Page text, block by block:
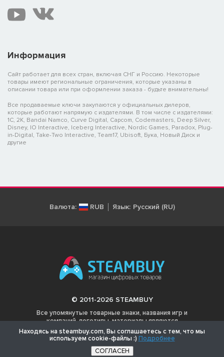
Информация
Сайт работает для всех стран, включая СНГ и Россию. Некоторые
товары имеют региональные ограничения, которые указаны в
описании товара или при оформлении заказа - будьте внимательны!
Все продаваемые ключи закупаются у официальных дилеров,
которые работают напрямую с издателями. В том числе с издателями:
1C, 2K, Bandai Namco, Curve Digital, Capcom, Codemasters, Deep Silver,
Disney, IO Interactive, Iceberg Interactive, Nordic Games, Paradox, Plug-
in-Digital, Take-Two Interactive, Team17, Ubisoft, Бука, Новый Диск и
другие
Валюта: RUB Язык: Русский (RU)
© 2011-2026 STEAMBUY
Все упомянутые товарные знаки, названия игр и
компаний, логотипы, материалы являются
собственностью соответствующих владельцев.
Находясь на steambuy.com, Вы соглашаетесь с тем, что мы
используем cookie-файлы :) Подробнее